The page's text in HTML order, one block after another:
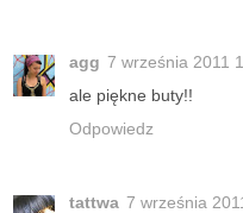
agg 7 września 2011
ale piękne buty!!
Odpowiedz
tattwa 7 września